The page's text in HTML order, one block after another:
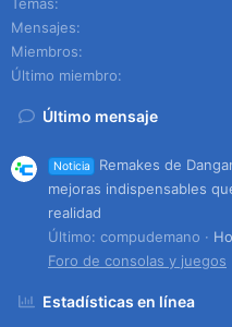
Mensajes
Miembros
Último miembro
Último mensaje
Noticia
Remakes de
mejoras indispensables
realidad
Último: compudemano
Foro de consolas y juegos
Estadísticas en línea